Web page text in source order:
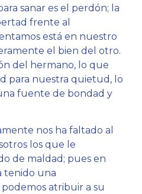
sanar es el perdón; la
frente al
está en nuestro
el bien del otro.
del hermano, lo que
para nuestra quietud, lo
fuente de bondad y
nos ha faltado al
los que le
de maldad; pues en
tenido una
atribuir a su